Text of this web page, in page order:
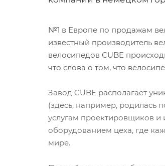
№1 в Европе по продажам
известный производитель
велосипедов CUBE
что слова о том, что
Завод CUBE располагает
(здесь, например, родилась
услугам проектировщиков
оборудованием цеха, где
мире.